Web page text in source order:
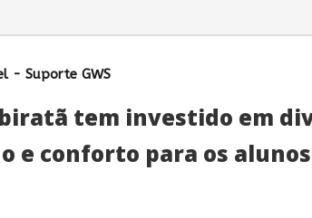
- Suporte GWS
tem investido em
e conforto para os